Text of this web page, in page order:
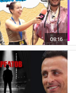
08:16